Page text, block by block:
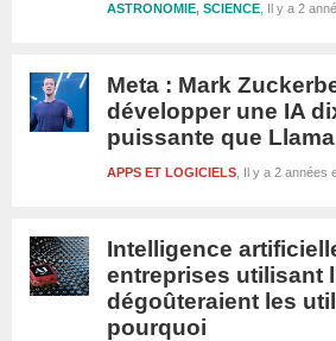
Il y a 2
ASTRONOMIE, SCIENCE
Meta : Mark
développer une IA
puissante que
Il y a 2 années
APPS ET LOGICIELS
Intelligence
entreprises utilisant
dégoûteraient les
pourquoi